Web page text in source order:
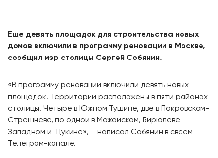
Еще девять площадок для строительства новых
домов включили в программу реновации в Москве,
сообщил мэр столицы Сергей Собянин.
«В программу реновации включили девять новых
площадок. Территории расположены в пяти районах
столицы. Четыре в Южном Тушине, две в Покровском-
Стрешневе, по одной в Можайском, Бирюлеве
Западном и Щукине», – написал Собянин в своем
Телеграм-канале.